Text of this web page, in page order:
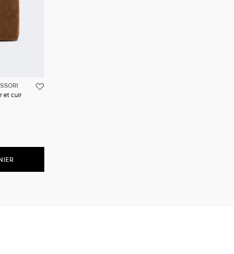
et cuir